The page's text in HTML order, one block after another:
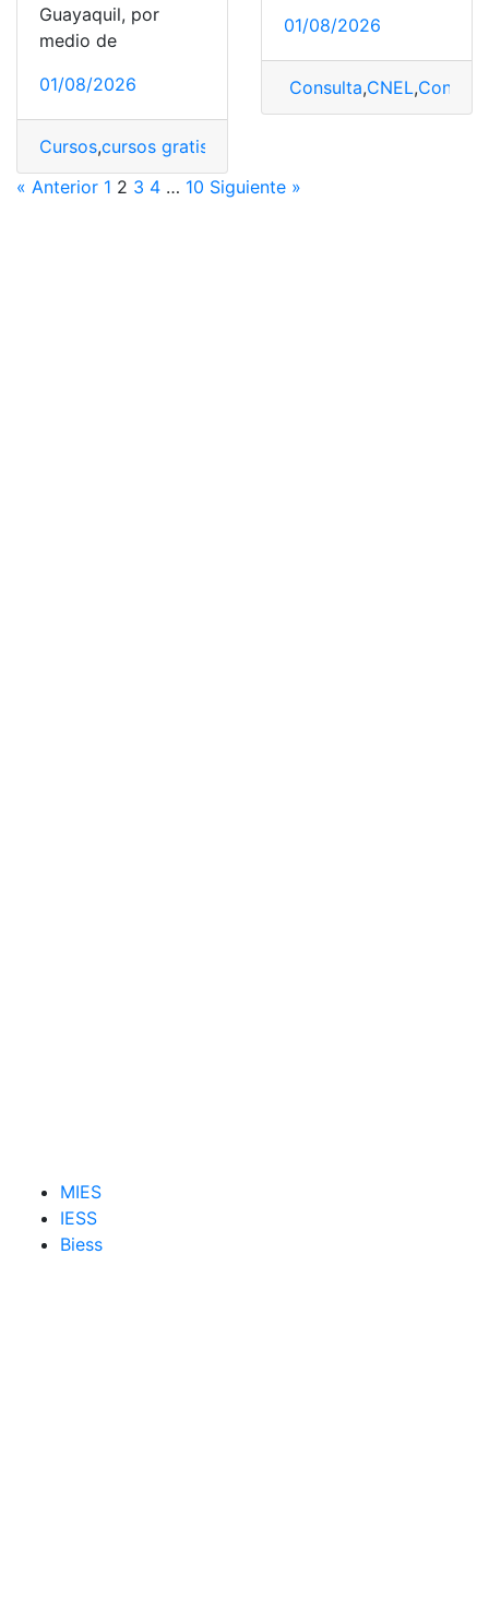
Guayaquil, por
medio de
01/08/2026
Cursos,cursos gratis
01/08/2026
Consulta,CNEL,
« Anterior 1 2 3 4 … 10 Siguiente »
MIES
IESS
Biess